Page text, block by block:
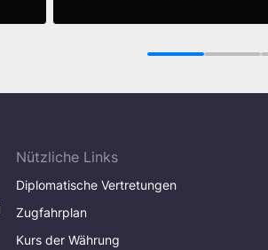
Mehr sehen
1 2
Nützliche Links
Diplomatische Vertretungen
Zugfahrplan
Kurs der Währung